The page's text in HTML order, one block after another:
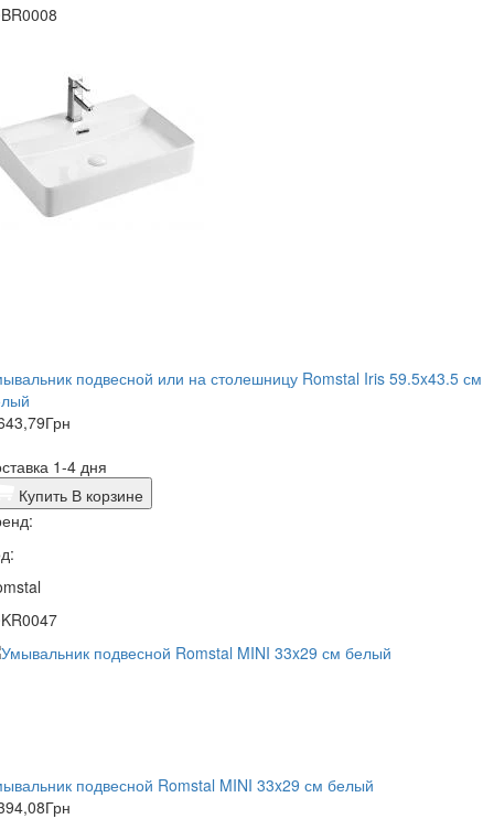
подвесной или на столешницу Romstal Iris 59.5x43.5 см
Грн
1-4 дня
Купить В корзине
подвесной Romstal MINI 33x29 см белый
Грн